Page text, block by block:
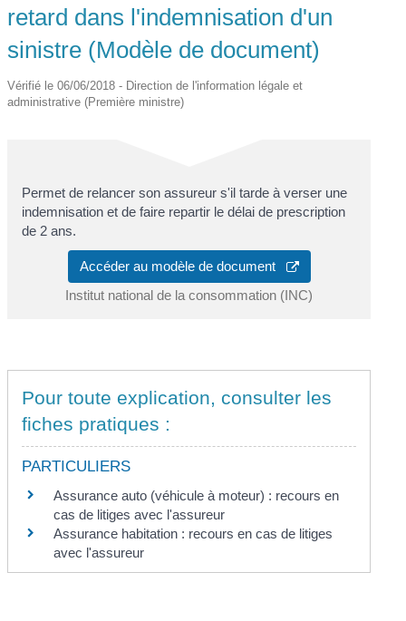
retard dans l'indemnisation d'un
sinistre (Modèle de document)
Vérifié le 06/06/2018 - Direction de l'information légale et
administrative (Première ministre)
Permet de relancer son assureur s'il tarde à verser une
indemnisation et de faire repartir le délai de prescription
de 2 ans.
Accéder au modèle de document
Institut national de la consommation (INC)
Pour toute explication, consulter les
fiches pratiques :
PARTICULIERS
Assurance auto (véhicule à moteur) : recours en
cas de litiges avec l'assureur
Assurance habitation : recours en cas de litiges
avec l'assureur